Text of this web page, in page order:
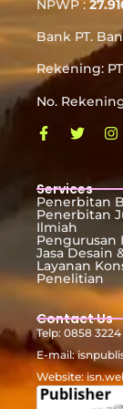
NPWP :
Bank PT.
Rekening:
No.
Services
Penerbitan
Penerbitan
Ilmiah
Pengurusan
Jasa Desain
Layanan
Penelitian
Contact Us
Telp: 0858 3224
E-mail:
Website: